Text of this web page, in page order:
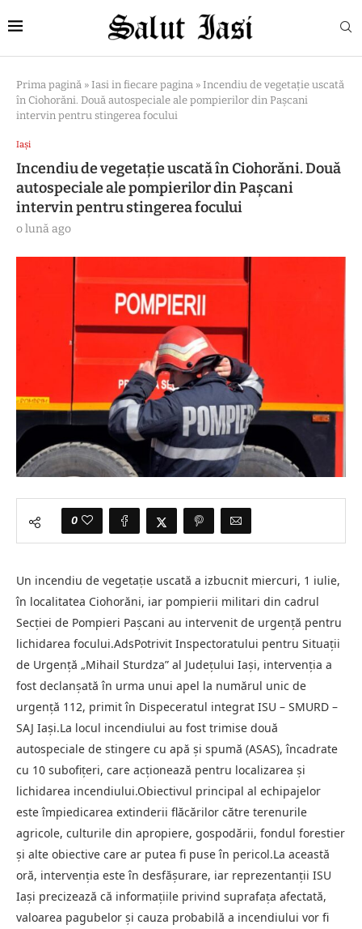
Prima pagină » Iasi in fiecare pagina » Incendiu de vegetație uscată
în Ciohorăni. Două autospeciale ale pompierilor din Pașcani
intervin pentru stingerea focului
Iași
Incendiu de vegetație uscată în Ciohorăni. Două
autospeciale ale pompierilor din Pașcani
intervin pentru stingerea focului
o lună ago
0
Un incendiu de vegetație uscată a izbucnit miercuri, 1 iulie,
în localitatea Ciohorăni, iar pompierii militari din cadrul
Secției de Pompieri Pașcani au intervenit de urgență pentru
lichidarea focului.AdsPotrivit Inspectoratului pentru Situații
de Urgență „Mihail Sturdza” al Județului Iași, intervenția a
fost declanșată în urma unui apel la numărul unic de
urgență 112, primit în Dispeceratul integrat ISU – SMURD –
SAJ Iași.La locul incendiului au fost trimise două
autospeciale de stingere cu apă și spumă (ASAS), încadrate
cu 10 subofițeri, care acționează pentru localizarea și
lichidarea incendiului.Obiectivul principal al echipajelor
este împiedicarea extinderii flăcărilor către terenurile
agricole, culturile din apropiere, gospodării, fondul forestier
și alte obiective care ar putea fi puse în pericol.La această
oră, intervenția este în desfășurare, iar reprezentanții ISU
Iași precizează că informațiile privind suprafața afectată,
valoarea pagubelor și cauza probabilă a incendiului vor fi